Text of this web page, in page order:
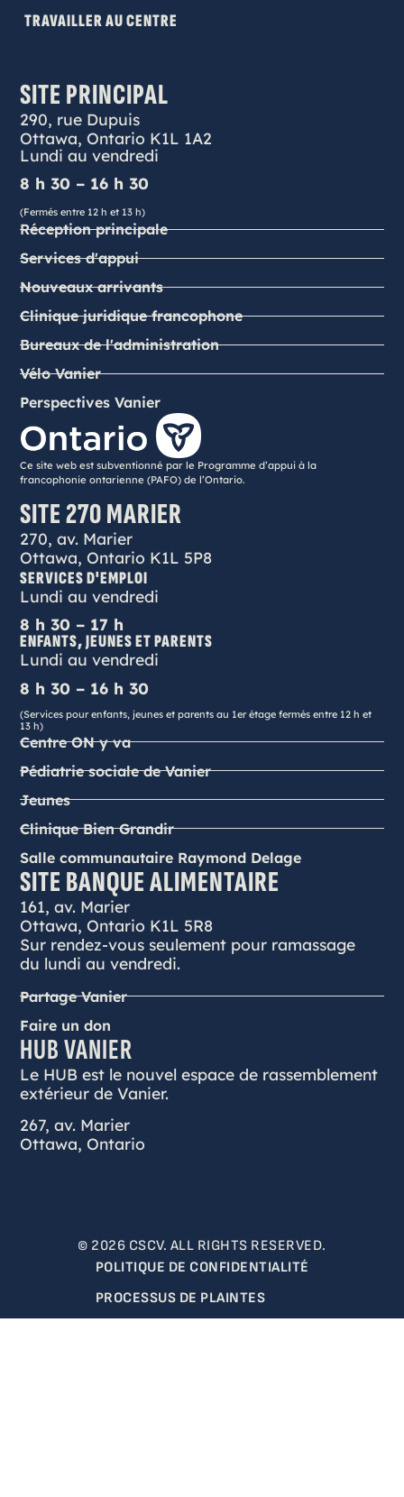
TRAVAILLER AU CENTRE
SITE PRINCIPAL
290, rue Dupuis
Ottawa, Ontario K1L 1A2
Lundi au vendredi
8 h 30 – 16 h 30
(Fermés entre 12 h et 13 h)
Réception principale
Services d'appui
Nouveaux arrivants
Clinique juridique francophone
Bureaux de l'administration
Vélo Vanier
Perspectives Vanier
Ce site web est subventionné par le Programme d’appui à la
francophonie ontarienne (PAFO) de l’Ontario.
SITE 270 MARIER
270, av. Marier
Ottawa, Ontario K1L 5P8
SERVICES D'EMPLOI
Lundi au vendredi
8 h 30 – 17 h
ENFANTS, JEUNES ET PARENTS
Lundi au vendredi
8 h 30 – 16 h 30
(Services pour enfants, jeunes et parents au 1er étage fermés entre 12 h et
13 h)
Centre ON y va
Pédiatrie sociale de Vanier
Jeunes
Clinique Bien Grandir
Salle communautaire Raymond Delage
SITE BANQUE ALIMENTAIRE
161, av. Marier
Ottawa, Ontario K1L 5R8
Sur rendez-vous seulement pour ramassage
du lundi au vendredi.
Partage Vanier
Faire un don
HUB VANIER
Le HUB est le nouvel espace de rassemblement
extérieur de Vanier.
267, av. Marier
Ottawa, Ontario
© 2026 CSCV. ALL RIGHTS RESERVED.
POLITIQUE DE CONFIDENTIALITÉ
PROCESSUS DE PLAINTES